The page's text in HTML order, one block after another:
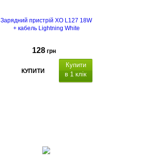
Зарядний пристрій XO L127 18W
+ кабель Lightning White
128 грн
КУПИТИ
Купити
в 1 клік